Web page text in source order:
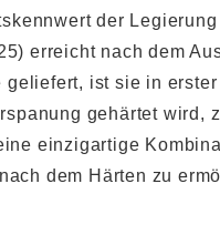
der
erreicht nach dem
ist sie in
gehärtet wird,
einzigartige
dem Härten zu